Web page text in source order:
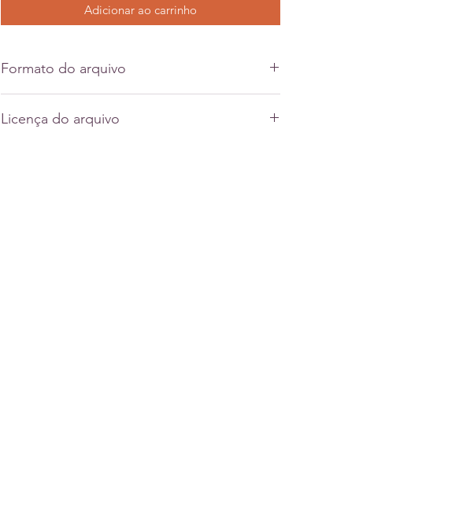
Adicionar ao carrinho
Formato do arquivo
Dxf
Licença do arquivo